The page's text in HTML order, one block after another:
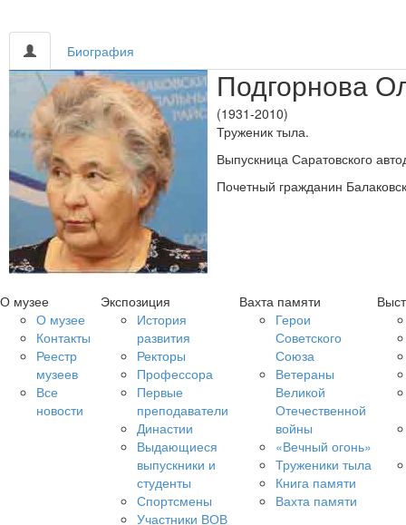
Биография
Подгорнова
(1931-2010)
Труженик тыла.
Выпускница Саратовского
Почетный гражданин
О музее
О музее
Контакты
Реестр
музеев
Все
новости
Экспозиция
История
развития
Ректоры
Профессора
Первые
преподаватели
Династии
Выдающиеся
выпускники и
студенты
Спортсмены
Участники ВОВ
Вахта памяти
Герои
Советского
Союза
Ветераны
Великой
Отечественной
войны
«Вечный огонь»
Труженики тыла
Книга памяти
Вахта памяти